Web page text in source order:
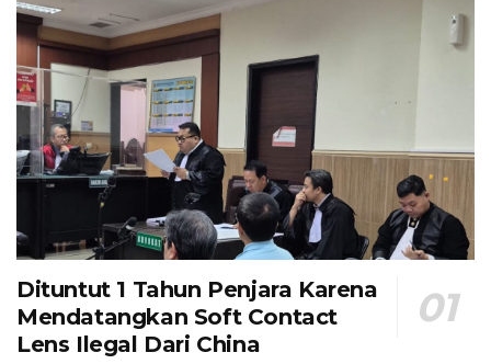
Dituntut 1 Tahun Penjara Karena
Mendatangkan Soft Contact
Lens Ilegal Dari China